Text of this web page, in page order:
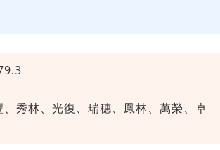
秀林、光復、瑞穗、鳳林、萬榮、卓